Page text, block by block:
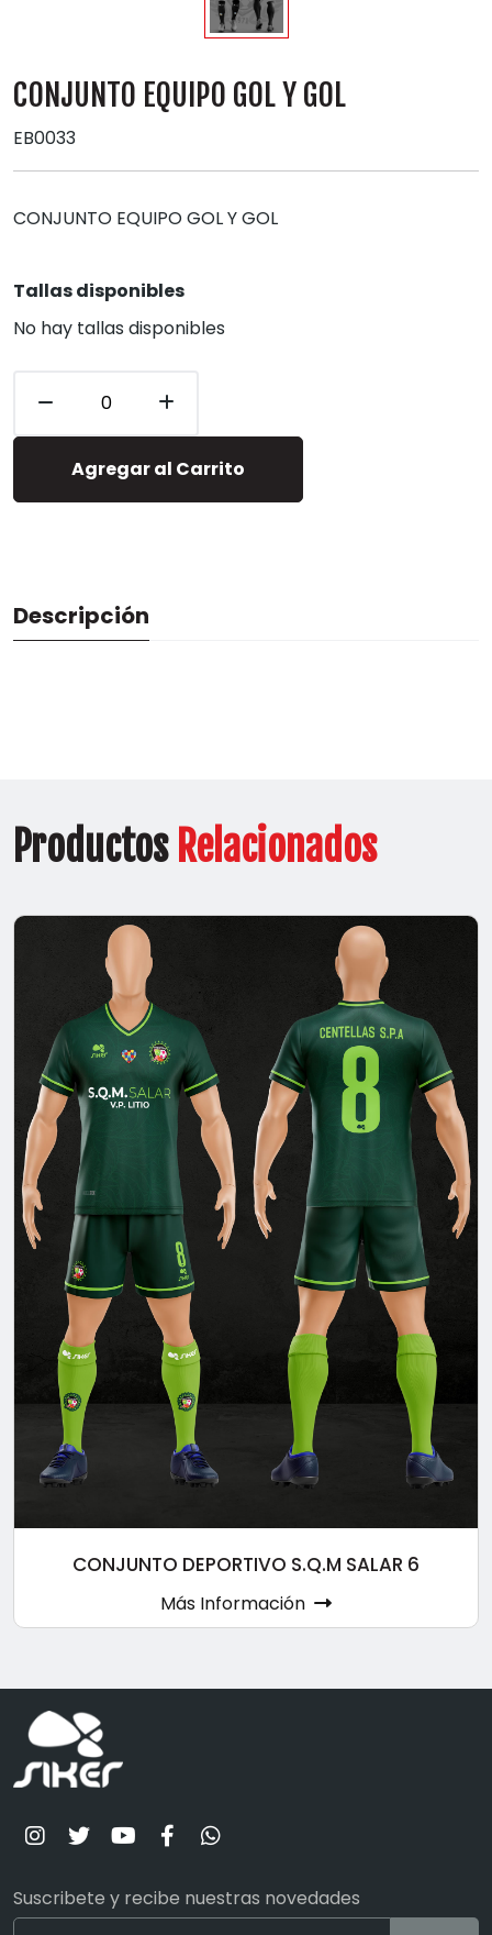
CONJUNTO EQUIPO GOL Y GOL
EB0033
CONJUNTO EQUIPO GOL Y GOL
Tallas disponibles
No hay tallas disponibles
Agregar al Carrito
Descripción
Productos Relacionados
CONJUNTO DEPORTIVO S.Q.M SALAR 6
Más Información
Suscribete y recibe nuestras novedades